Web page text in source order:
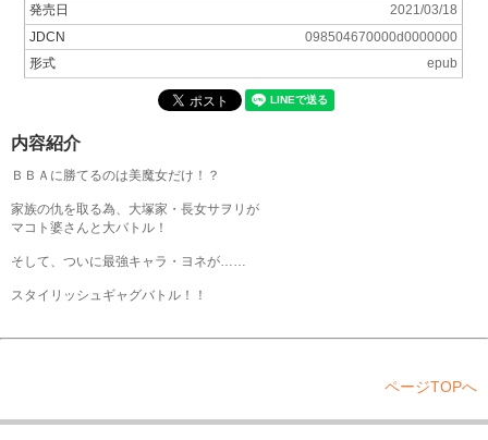
発売日
2021/03/18
JDCN
098504670000d0000000
形式
epub
内容紹介
ＢＢＡに勝てるのは美魔女だけ！？
家族の仇を取る為、大塚家・長女サヲリが
マコト婆さんと大バトル！
そして、ついに最強キャラ・ヨネが……
スタイリッシュギャグバトル！！
ページTOPへ